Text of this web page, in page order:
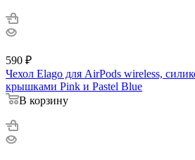
590 ₽
Чехол Elago для AirPods wireless,
крышками Pink и Pastel Blue
В корзину